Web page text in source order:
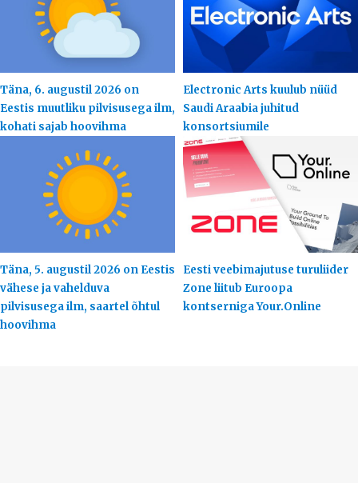
Täna, 6. augustil 2026 on
Eestis muutliku pilvisusega ilm,
kohati sajab hoovihma
Electronic Arts kuulub nüüd
Saudi Araabia juhitud
konsortsiumile
Täna, 5. augustil 2026 on Eestis
vähese ja vahelduva
pilvisusega ilm, saartel õhtul
hoovihma
Eesti veebimajutuse turuliider
Zone liitub Euroopa
kontserniga Your.Online